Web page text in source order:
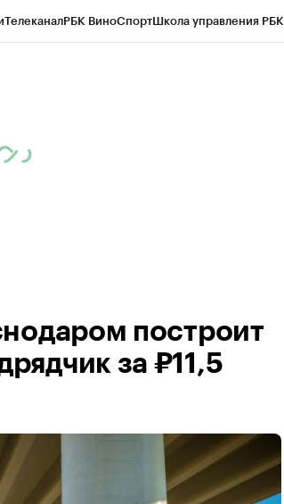
ТелеканалРБК ВиноСпортШкола управления РБК
построит
за ₽11,5